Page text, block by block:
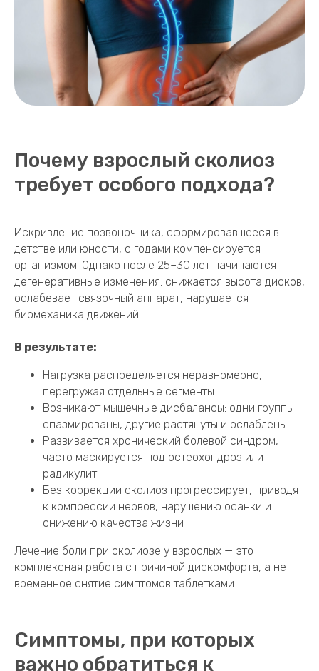
Почему взрослый сколиоз
требует особого подхода?
Искривление позвоночника, сформировавшееся в
детстве или юности, с годами компенсируется
организмом. Однако после 25–30 лет начинаются
дегенеративные изменения: снижается высота дисков,
ослабевает связочный аппарат, нарушается
биомеханика движений.
В результате:
Нагрузка распределяется неравномерно,
перегружая отдельные сегменты
Возникают мышечные дисбалансы: одни группы
спазмированы, другие растянуты и ослаблены
Развивается хронический болевой синдром,
часто маскируется под остеохондроз или
радикулит
Без коррекции сколиоз прогрессирует, приводя
к компрессии нервов, нарушению осанки и
снижению качества жизни
Лечение боли при сколиозе у взрослых — это
комплексная работа с причиной дискомфорта, а не
временное снятие симптомов таблетками.
Симптомы, при которых
важно обратиться к